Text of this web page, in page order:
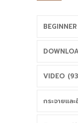
VIDEO
กระจายแล